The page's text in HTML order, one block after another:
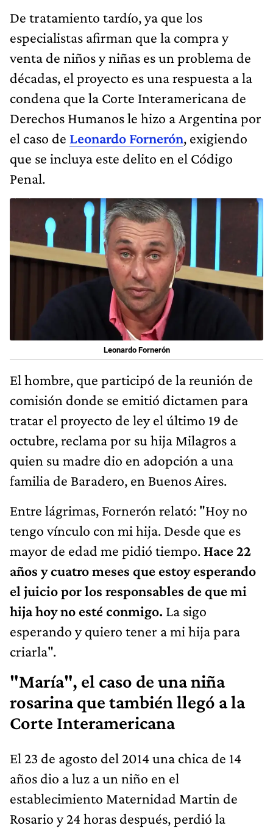
De tratamiento tardío, ya que los
especialistas afirman que la compra y
venta de niños y niñas es un problema de
décadas, el proyecto es una respuesta a la
condena que la Corte Interamericana de
Derechos Humanos le hizo a Argentina por
el caso de Leonardo Fornerón, exigiendo
que se incluya este delito en el Código
Penal.
Leonardo Fornerón
El hombre, que participó de la reunión de
comisión donde se emitió dictamen para
tratar el proyecto de ley el último 19 de
octubre, reclama por su hija Milagros a
quien su madre dio en adopción a una
familia de Baradero, en Buenos Aires.
Entre lágrimas, Fornerón relató: "Hoy no
tengo vínculo con mi hija. Desde que es
mayor de edad me pidió tiempo. Hace 22
años y cuatro meses que estoy esperando
el juicio por los responsables de que mi
hija hoy no esté conmigo. La sigo
esperando y quiero tener a mi hija para
criarla".
"María", el caso de una niña
rosarina que también llegó a la
Corte Interamericana
El 23 de agosto del 2014 una chica de 14
años dio a luz a un niño en el
establecimiento Maternidad Martin de
Rosario y 24 horas después, perdió la